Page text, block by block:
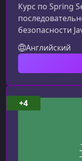
Курс по Spring
безопасности
ключевые
практических
ориентирован
не просто
изучите в этом
материала
прозрачным и
раскрывает
Английский
+4